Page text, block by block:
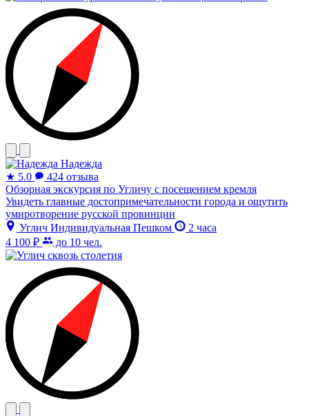
Надежда
★ 5.0
424 отзыва
Обзорная экскурсия по Угличу с посещением кремля
Увидеть главные достопримечательности города и ощутить
умиротворение русской провинции
Углич Индивидуальная Пешком
2 часа
4 100 ₽
до 10 чел.